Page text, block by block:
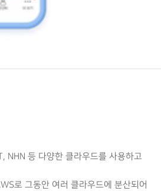
NHN 등 다양한 클라우드를 사용하고
로 그동안 여러 클라우드에 분산되어